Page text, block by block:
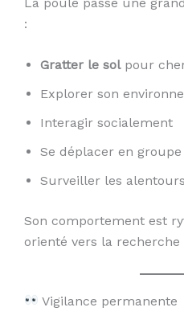
:
Gratter le solpour
Explorer son
Interagir socialement
Se déplacer en groupe
Surveiller les alentours
Son comportement est
orienté vers la recherche
Vigilance permanente